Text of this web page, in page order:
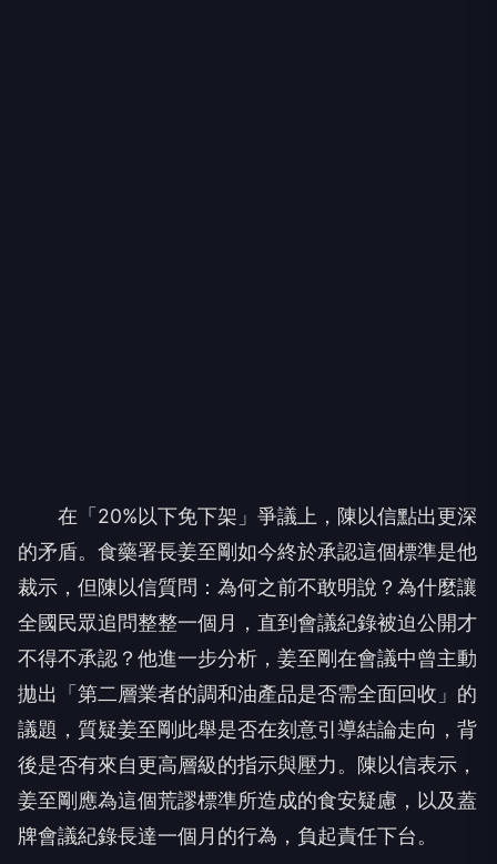
在「20%以下免下架」爭議上，陳以信點出更深
的矛盾。食藥署長姜至剛如今終於承認這個標準是他
裁示，但陳以信質問：為何之前不敢明說？為什麼讓
全國民眾追問整整一個月，直到會議紀錄被迫公開才
不得不承認？他進一步分析，姜至剛在會議中曾主動
拋出「第二層業者的調和油產品是否需全面回收」的
議題，質疑姜至剛此舉是否在刻意引導結論走向，背
後是否有來自更高層級的指示與壓力。陳以信表示，
姜至剛應為這個荒謬標準所造成的食安疑慮，以及蓋
牌會議紀錄長達一個月的行為，負起責任下台。